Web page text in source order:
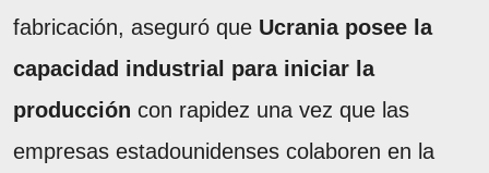
fabricación, aseguró que Ucrania posee la
capacidad industrial para iniciar la
producción con rapidez una vez que las
empresas estadounidenses colaboren en la